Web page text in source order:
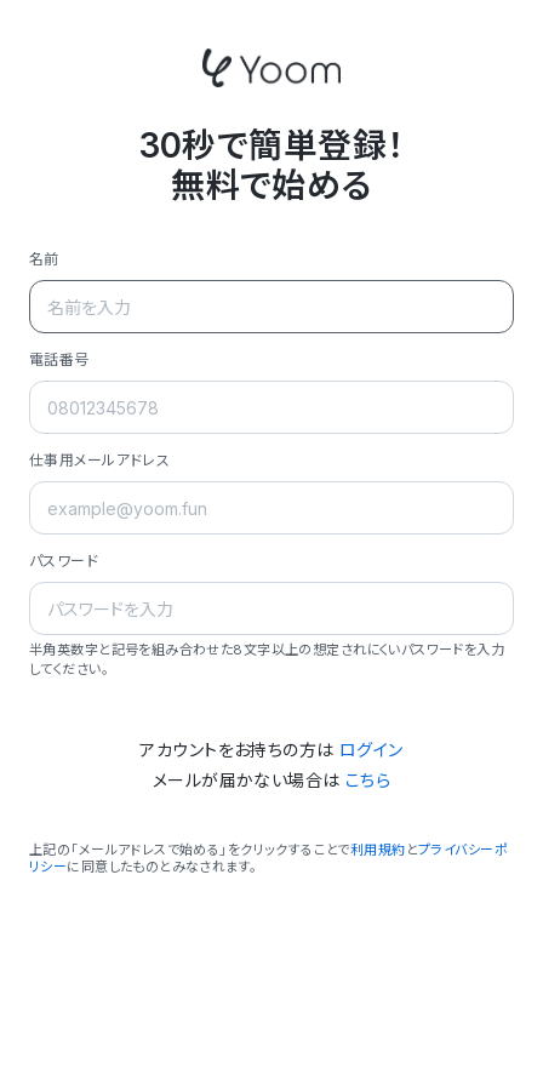
30秒で簡単登録！
無料で始める
名前
電話番号
仕事用メールアドレス
パスワード
半角英数字と記号を組み合わせた8文字以上の想定されにくいパスワードを入力
してください。
アカウントをお持ちの方は ログイン
メールが届かない場合は こちら
上記の「メールアドレスで始める」をクリックすることで利用規約 とプライバシーポ
リシーに同意したものとみなされます。